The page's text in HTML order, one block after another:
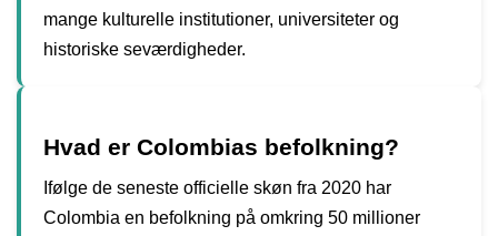
mange kulturelle institutioner, universiteter og
historiske seværdigheder.
Hvad er Colombias befolkning?
Ifølge de seneste officielle skøn fra 2020 har
Colombia en befolkning på omkring 50 millioner